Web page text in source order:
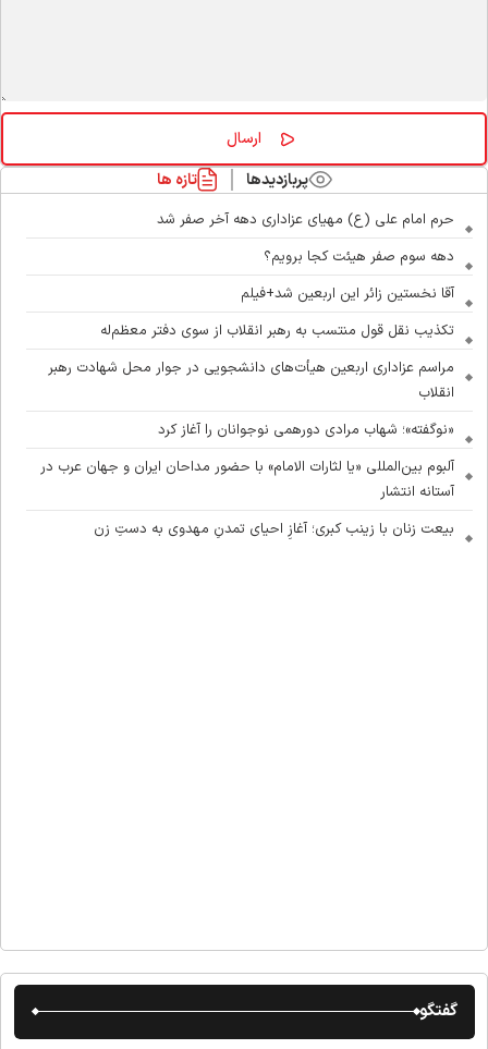
پربازدیدها تازه ها
حرم امام علی (ع) مهیای عزاداری دهه آخر صفر شد
دهه سوم صفر هیئت کجا برویم؟
آقا نخستین زائر این اربعین شد+فیلم
تکذیب نقل قول منتسب به رهبر انقلاب از سوی دفتر معظم‌له
مراسم عزاداری اربعین هیأت‌های دانشجویی در جوار محل شهادت رهبر
انقلاب
«نوگفته»؛ شهاب مرادی دورهمی نوجوانان را آغاز کرد
آلبوم بین‌المللی «یا لثارات الامام» با حضور مداحان ایران و جهان عرب در
آستانه انتشار
بیعت زنان با زینب کبری؛ آغازِ احیای تمدنِ مهدوی به دستِ زن
گفتگو